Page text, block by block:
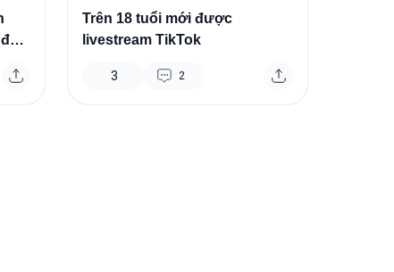
Trên 18 tuổi mới được
livestream TikTok
3 2